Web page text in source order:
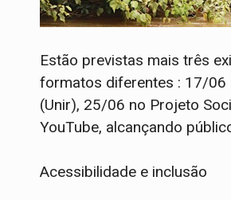
Estão previstas mais três
formatos diferentes : 17/06
(Unir), 25/06 no Projeto
YouTube, alcançando
Acessibilidade e inclusão